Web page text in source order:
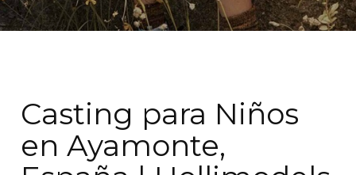
Casting para Niños
en Ayamonte,